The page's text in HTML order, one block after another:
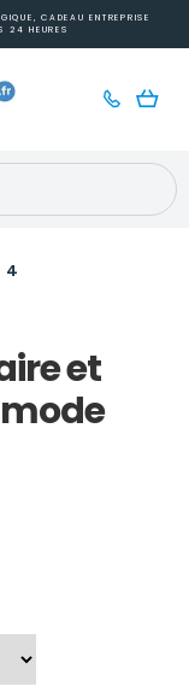
CADEAU ENTREPRISE
24 HEURES
4
et